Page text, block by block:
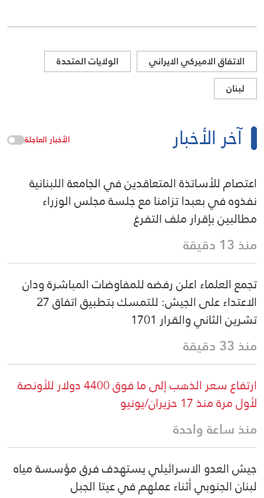
الاتفاق الاميركي الايراني
الولايات المتحدة
لبنان
آخر الأخبار الأخبار العاجلة
اعتصام للأساتذة المتعاقدين في الجامعة اللبنانية
نفذوه في بعبدا تزامنا مع جلسة مجلس الوزراء
مطالبين بإقرار ملف التفرغ
منذ 13 دقيقة
تجمع العلماء اعلن رفضه للمفاوضات المباشرة ودان
الاعتداء على الجيش: للتمسك بتطبيق اتفاق 27
تشرين الثاني والقرار 1701
منذ 33 دقيقة
ارتفاع سعر الذهب إلى ما فوق 4400 دولار للأونصة
لأول مرة منذ 17 حزيران/يونيو
منذ ساعة واحدة
جيش العدو الاسرائيلي يستهدف فرق مؤسسة مياه
لبنان الجنوبي أثناء عملهم في عيتا الجبل